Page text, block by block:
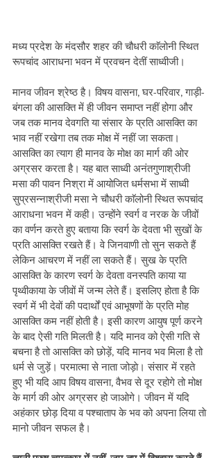
मध्य प्रदेश के मंदसौर शहर की चौधरी काॅलोनी स्थित
रूपचांद आराधना भवन में प्रवचन देतीं साध्वीजी।
मानव जीवन श्रेष्ठ है। विषय वासना, घर-परिवार, गाड़ी-
बंगला की आसक्ति में ही जीवन समाप्त नहीं होगा और
जब तक मानव देवगति या संसार के प्रति आसक्ति का
भाव नहीं रखेगा तब तक मोक्ष में नहीं जा सकता।
आसक्ति का त्याग ही मानव के मोक्ष का मार्ग की ओर
अग्रसर करता है। यह बात साध्वी अनंतगुणाश्रीजी
मसा की पावन निश्रा में आयोजित धर्मसभा में साध्वी
सुप्रसन्नाश्रीजी मसा ने चौधरी काॅलोनी स्थित रूपचांद
आराधना भवन में कही। उन्होंने स्वर्ग व नरक के जीवों
का वर्णन करते हुए बताया कि स्वर्ग के देवता भी सुखों के
प्रति आसक्ति रखते हैं। वे जिनवाणी तो सुन सकते हैं
लेकिन आचरण में नहीं ला सकते हैं। सुख के प्रति
आसक्ति के कारण स्वर्ग के देवता वनस्पति काया या
पृथ्वीकाया के जीवों में जन्म लेते हैं। इसलिए होता है कि
स्वर्ग में भी देवों की पदार्थों एवं आभूषणों के प्रति मोह
आसक्ति कम नहीं होती है। इसी कारण आयुष पूर्ण करने
के बाद ऐसी गति मिलती है। यदि मानव को ऐसी गति से
बचना है तो आसक्ति को छोड़ें, यदि मानव भव मिला है तो
धर्म से जुड़ें। परमात्मा से नाता जोड़ाे। संसार में रहते
हुए भी यदि आप विषय वासना, वैभव से दूर रहोगे तो मोक्ष
के मार्ग की ओर अग्रसर हो जाओगे। जीवन में यदि
अहंकार छोड़ दिया व पश्चाताप के भव को अपना लिया ताे
मानो जीवन सफल है।